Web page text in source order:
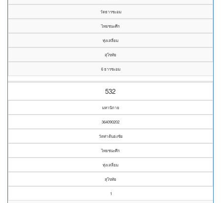
วัดธารชะอม
ไทยชนะศึก
ทุ่งเสลี่ยม
สุโขทัย
6 ธารชะอม
532
มหานิกาย
364090202
วัดท่าต้นธงชัย
ไทยชนะศึก
ทุ่งเสลี่ยม
สุโขทัย
1